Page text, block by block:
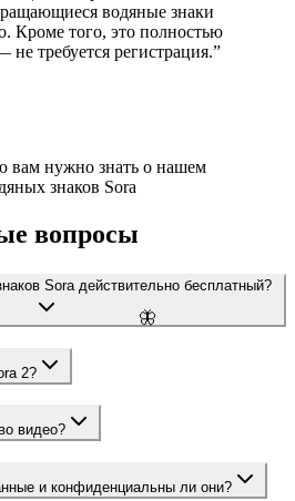
🦋
водяные знаки
Кроме того, это полностью
требуется регистрация.”
вам нужно знать о нашем
знаков Sora
вопросы
Sora действительно бесплатный?
2?
видео?
и конфиденциальны ли они?